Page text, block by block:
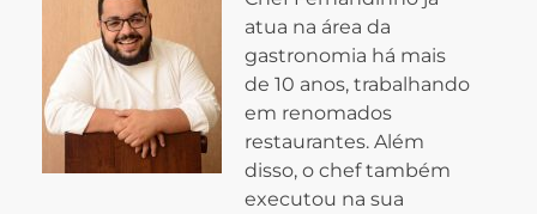
atua na área da
gastronomia há mais
de 10 anos, trabalhando
em renomados
restaurantes. Além
disso, o chef também
executou na sua